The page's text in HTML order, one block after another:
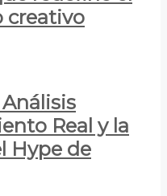
creativo
Real y la
Hype de